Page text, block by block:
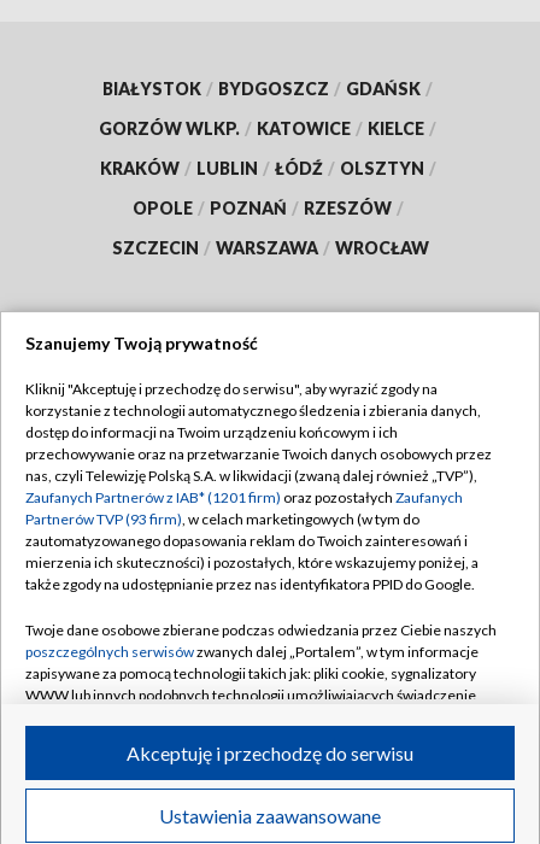
BIAŁYSTOK / BYDGOSZCZ / GDAŃSK /
GORZÓW WLKP. / KATOWICE / KIELCE /
KRAKÓW / LUBLIN / ŁÓDŹ / OLSZTYN /
OPOLE / POZNAŃ / RZESZÓW /
SZCZECIN / WARSZAWA / WROCŁAW
TVP
Abonament TVP
Emisja w TVP
Centrum informacji TVP
Naziemna Telewizja Cyfrowa
Rada Programowa
System NOS
Informacje o nadawcy
Program dla prasy
Regulamin TVP
Polityka prywatności
Moje zgody
Pomoc
Kontakt
Kanały
©2026 Telewizja Polska S.A. w likwidacji
Szanujemy Twoją prywatność
Kliknij "Akceptuję i przechodzę do serwisu", aby wyrazić zgody na
korzystanie z technologii automatycznego śledzenia i zbierania danych,
dostęp do informacji na Twoim urządzeniu końcowym i ich
przechowywanie oraz na przetwarzanie Twoich danych osobowych przez
nas, czyli Telewizję Polską S.A. w likwidacji (zwaną dalej również „TVP”),
Zaufanych Partnerów z IAB* (1201 firm) oraz pozostałych Zaufanych
Partnerów TVP (93 firm), w celach marketingowych (w tym do
zautomatyzowanego dopasowania reklam do Twoich zainteresowań i
mierzenia ich skuteczności) i pozostałych, które wskazujemy poniżej, a
także zgody na udostępnianie przez nas identyfikatora PPID do Google.
Twoje dane osobowe zbierane podczas odwiedzania przez Ciebie naszych
poszczególnych serwisówzwanych dalej „Portalem”, w tym informacje
zapisywane za pomocą technologii takich jak: pliki cookie, sygnalizatory
WWW lub innych podobnych technologii umożliwiających świadczenie
ruchu w Internecie.
Twoje dane osobowe zbierane podczas odwiedzania przez Ciebie
poszczególnych serwisówna Portalu, takie jak adresy IP, identyfikatory
Ustawienia zaawansowane
Akceptuję i przechodzę do serwisu